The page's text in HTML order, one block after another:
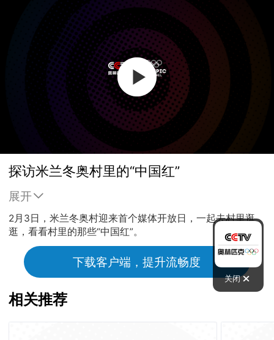
探访米兰冬奥村里的“中国红”
展开
2月3日，米兰冬奥村迎来首个媒体开放日，一起去村里逛
逛，看看村里的那些“中国红”。
下载客户端，提升流畅度
相关推荐
关闭